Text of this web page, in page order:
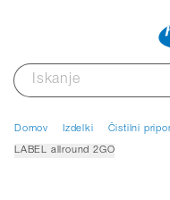
Domov Izdelki Čistilni
LABEL allround 2GO